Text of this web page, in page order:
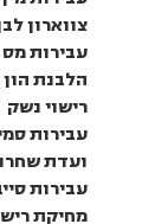
צווארון
עבירות מס
הלבנת הון
רישוי נשק
עבירות
ועדת
עבירות
מחיקת